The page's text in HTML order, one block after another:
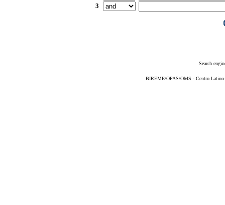
3
Search
BIREME/OPAS/OMS - Centro Latino-